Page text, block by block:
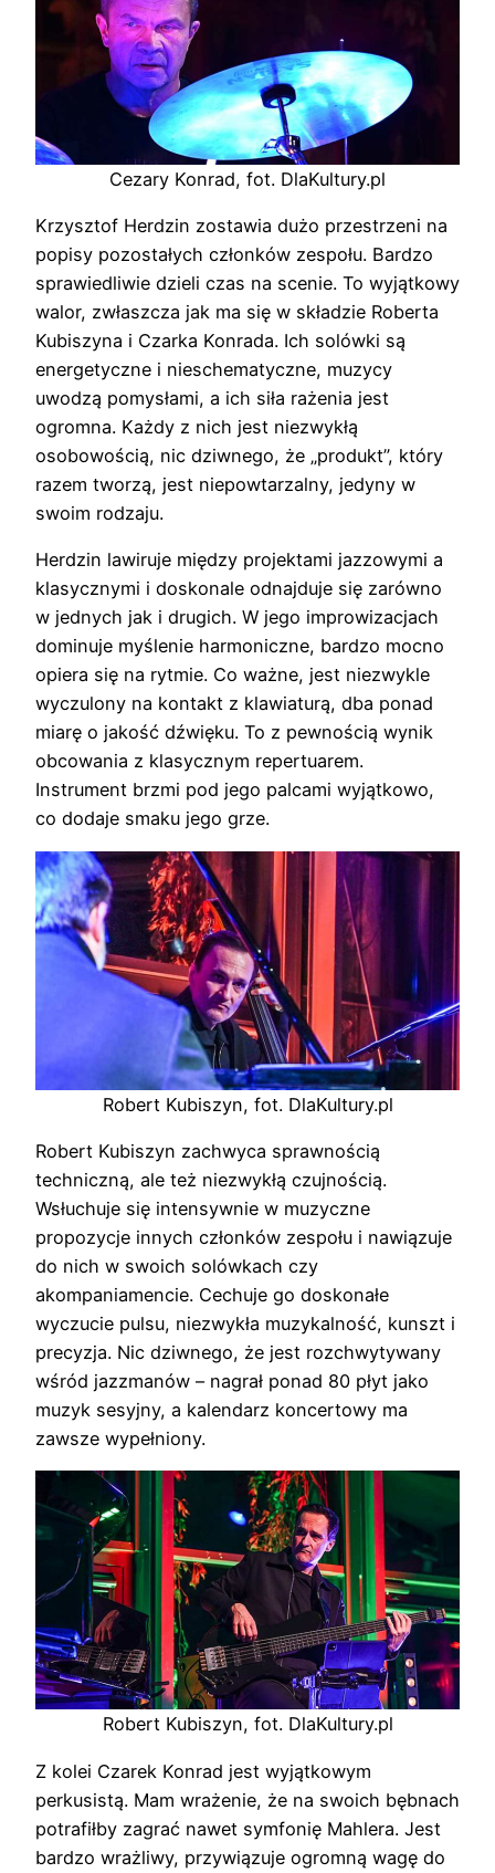
Cezary Konrad, fot. DlaKultury.pl
Krzysztof Herdzin zostawia dużo przestrzeni na
popisy pozostałych członków zespołu. Bardzo
sprawiedliwie dzieli czas na scenie. To wyjątkowy
walor, zwłaszcza jak ma się w składzie Roberta
Kubiszyna i Czarka Konrada. Ich solówki są
energetyczne i nieschematyczne, muzycy
uwodzą pomysłami, a ich siła rażenia jest
ogromna. Każdy z nich jest niezwykłą
osobowością, nic dziwnego, że „produkt”, który
razem tworzą, jest niepowtarzalny, jedyny w
swoim rodzaju.
Herdzin lawiruje między projektami jazzowymi a
klasycznymi i doskonale odnajduje się zarówno
w jednych jak i drugich. W jego improwizacjach
dominuje myślenie harmoniczne, bardzo mocno
opiera się na rytmie. Co ważne, jest niezwykle
wyczulony na kontakt z klawiaturą, dba ponad
miarę o jakość dźwięku. To z pewnością wynik
obcowania z klasycznym repertuarem.
Instrument brzmi pod jego palcami wyjątkowo,
co dodaje smaku jego grze.
Robert Kubiszyn, fot. DlaKultury.pl
Robert Kubiszyn zachwyca sprawnością
techniczną, ale też niezwykłą czujnością.
Wsłuchuje się intensywnie w muzyczne
propozycje innych członków zespołu i nawiązuje
do nich w swoich solówkach czy
akompaniamencie. Cechuje go doskonałe
wyczucie pulsu, niezwykła muzykalność, kunszt i
precyzja. Nic dziwnego, że jest rozchwytywany
wśród jazzmanów – nagrał ponad 80 płyt jako
muzyk sesyjny, a kalendarz koncertowy ma
zawsze wypełniony.
Robert Kubiszyn, fot. DlaKultury.pl
Z kolei Czarek Konrad jest wyjątkowym
perkusistą. Mam wrażenie, że na swoich bębnach
potrafiłby zagrać nawet symfonię Mahlera. Jest
bardzo wrażliwy, przywiązuje ogromną wagę do